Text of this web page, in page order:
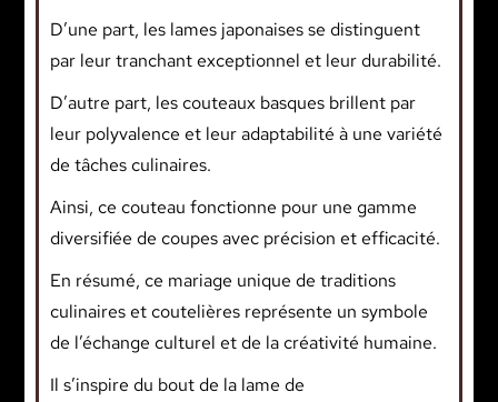
D’une part, les lames japonaises se distinguent
par leur tranchant exceptionnel et leur durabilité.
D’autre part, les couteaux basques brillent par
leur polyvalence et leur adaptabilité à une variété
de tâches culinaires.
Ainsi, ce couteau fonctionne pour une gamme
diversifiée de coupes avec précision et efficacité.
En résumé, ce mariage unique de traditions
culinaires et coutelières représente un symbole
de l’échange culturel et de la créativité humaine.
Il s’inspire du bout de la lame de